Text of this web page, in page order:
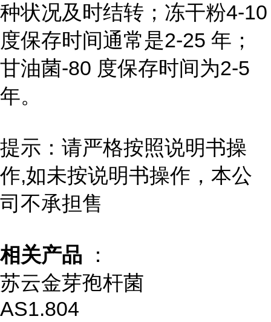
种状况及时结转；冻干粉4-10
度保存时间通常是2-25 年；
甘油菌-80 度保存时间为2-5
年。
提示：请严格按照说明书操
作,如未按说明书操作，本公
司不承担售
相关产品 ：
苏云金芽孢杆菌
AS1.804